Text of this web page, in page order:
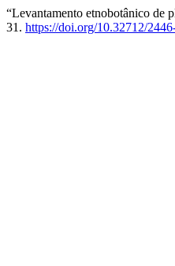
“Levantamento etnobotânico de
31. https://doi.org/10.32712/